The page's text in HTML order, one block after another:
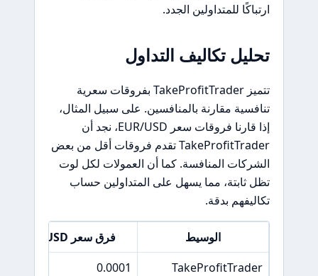
ارتباكًا للمتداولين الجدد.
تحليل تكاليف التداول
تتميز TakeProfitTrader بفروقات سعرية
تنافسية مقارنة بالمنافسين. على سبيل المثال،
إذا قارنا فروقات سعر EUR/USD، نجد أن
TakeProfitTrader تقدم فروقات أقل من بعض
الشركات المنافسة. كما أن العمولات لكل لوت
تظل ثابتة، مما يسهل على المتداولين حساب
تكاليفهم بدقة.
الوسيط
فرق سعر EUR/USD
TakeProfitTrader
0.0001